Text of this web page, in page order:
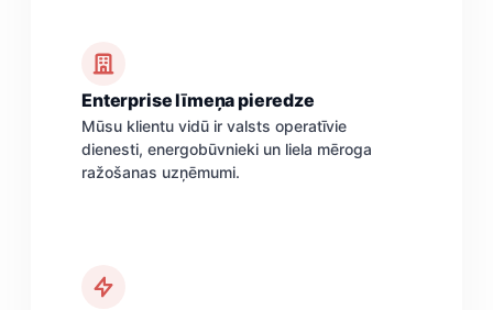
Enterprise līmeņa pieredze
Mūsu klientu vidū ir valsts operatīvie
dienesti, energobūvnieki un liela mēroga
ražošanas uzņēmumi.